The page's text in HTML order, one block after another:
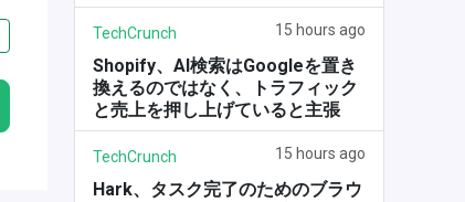
TechCrunch 15 hours ago
Shopify、AI検索はGoogleを置き
換えるのではなく、トラフィック
と売上を押し上げていると主張
TechCrunch 15 hours ago
Hark、タスク完了のためのブラウ